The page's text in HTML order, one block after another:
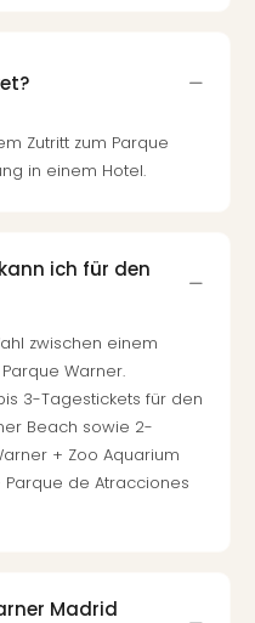
Zutritt zum Parque
in einem Hotel.
ich für den
zwischen einem
Warner.
3-Tagestickets für den
Beach sowie 2-
+ Zoo Aquarium
de Atracciones
Madrid